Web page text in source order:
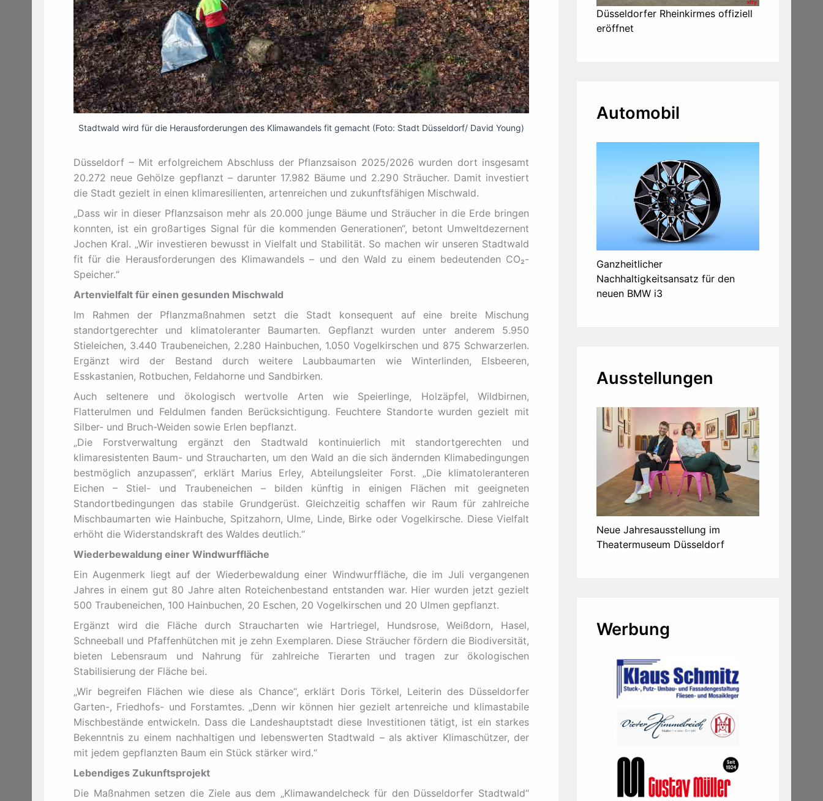
Stadtwald wird für die Herausforderungen des Klimawandels fit gemacht (Foto: Stadt Düsseldorf/ David Young)
Düsseldorf – Mit erfolgreichem Abschluss der Pflanzsaison 2025/2026 wurden dort insgesamt
20.272 neue Gehölze gepflanzt – darunter 17.982 Bäume und 2.290 Sträucher. Damit investiert
die Stadt gezielt in einen klimaresilienten, artenreichen und zukunftsfähigen Mischwald.
„Dass wir in dieser Pflanzsaison mehr als 20.000 junge Bäume und Sträucher in die Erde bringen
konnten, ist ein großartiges Signal für die kommenden Generationen“, betont Umweltdezernent
Jochen Kral. „Wir investieren bewusst in Vielfalt und Stabilität. So machen wir unseren Stadtwald
fit für die Herausforderungen des Klimawandels – und den Wald zu einem bedeutenden CO₂-
Speicher.“
Artenvielfalt für einen gesunden Mischwald
Im Rahmen der Pflanzmaßnahmen setzt die Stadt konsequent auf eine breite Mischung
standortgerechter und klimatoleranter Baumarten. Gepflanzt wurden unter anderem 5.950
Stieleichen, 3.440 Traubeneichen, 2.280 Hainbuchen, 1.050 Vogelkirschen und 875 Schwarzerlen.
Ergänzt wird der Bestand durch weitere Laubbaumarten wie Winterlinden, Elsbeeren,
Esskastanien, Rotbuchen, Feldahorne und Sandbirken.
Auch seltenere und ökologisch wertvolle Arten wie Speierlinge, Holzäpfel, Wildbirnen,
Flatterulmen und Feldulmen fanden Berücksichtigung. Feuchtere Standorte wurden gezielt mit
Silber- und Bruch-Weiden sowie Erlen bepflanzt.
„Die Forstverwaltung ergänzt den Stadtwald kontinuierlich mit standortgerechten und
klimaresistenten Baum- und Straucharten, um den Wald an die sich ändernden Klimabedingungen
bestmöglich anzupassen“, erklärt Marius Erley, Abteilungsleiter Forst. „Die klimatoleranteren
Eichen – Stiel- und Traubeneichen – bilden künftig in einigen Flächen mit geeigneten
Standortbedingungen das stabile Grundgerüst. Gleichzeitig schaffen wir Raum für zahlreiche
Mischbaumarten wie Hainbuche, Spitzahorn, Ulme, Linde, Birke oder Vogelkirsche. Diese Vielfalt
erhöht die Widerstandskraft des Waldes deutlich.“
Wiederbewaldung einer Windwurffläche
Ein Augenmerk liegt auf der Wiederbewaldung einer Windwurffläche, die im Juli vergangenen
Jahres in einem gut 80 Jahre alten Roteichenbestand entstanden war. Hier wurden jetzt gezielt
500 Traubeneichen, 100 Hainbuchen, 20 Eschen, 20 Vogelkirschen und 20 Ulmen gepflanzt.
Ergänzt wird die Fläche durch Straucharten wie Hartriegel, Hundsrose, Weißdorn, Hasel,
Schneeball und Pfaffenhütchen mit je zehn Exemplaren. Diese Sträucher fördern die Biodiversität,
bieten Lebensraum und Nahrung für zahlreiche Tierarten und tragen zur ökologischen
Stabilisierung der Fläche bei.
„Wir begreifen Flächen wie diese als Chance“, erklärt Doris Törkel, Leiterin des Düsseldorfer
Garten-, Friedhofs- und Forstamtes. „Denn wir können hier gezielt artenreiche und klimastabile
Mischbestände entwickeln. Dass die Landeshauptstadt diese Investitionen tätigt, ist ein starkes
Bekenntnis zu einem nachhaltigen und lebenswerten Stadtwald – als aktiver Klimaschützer, der
mit jedem gepflanzten Baum ein Stück stärker wird.“
Lebendiges Zukunftsprojekt
Die Maßnahmen setzen die Ziele aus dem „Klimawandelcheck für den Düsseldorfer Stadtwald“
Düsseldorfer Rheinkirmes offiziell
eröffnet
Automobil
Ganzheitlicher
Nachhaltigkeitsansatz für den
neuen BMW i3
Ausstellungen
Neue Jahresausstellung im
Theatermuseum Düsseldorf
Werbung